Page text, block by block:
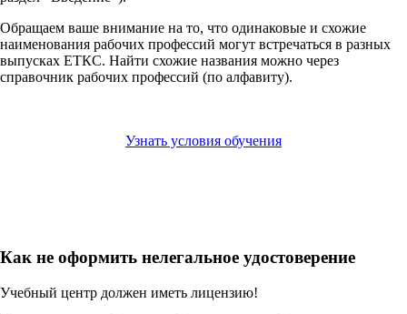
Обращаем ваше внимание на то, что одинаковые и схожие
наименования рабочих профессий могут встречаться в разных
выпусках ЕТКС. Найти схожие названия можно через
справочник рабочих профессий (по алфавиту).
Узнать условия обучения
Как не оформить нелегальное удостоверение
Учебный центр должен иметь лицензию!